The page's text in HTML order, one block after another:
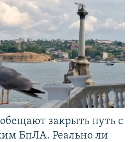
закрыть путь с
БпЛА. Реально ли